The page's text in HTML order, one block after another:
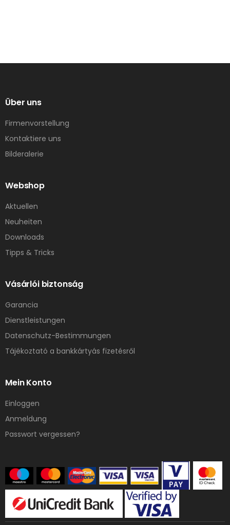
Über uns
Firmenvorstellung
Kontaktiere uns
Bilderalerie
Webshop
Aktuellen
Neuheiten
Downloads
Tipps & Tricks
Vásárlói biztonság
Garancia
Dienstleistungen
Datenschutz-Bestimmungen
Tájékoztató a bankkártyás fizetésről
Mein Konto
Einloggen
Anmeldung
Passwort vergessen?